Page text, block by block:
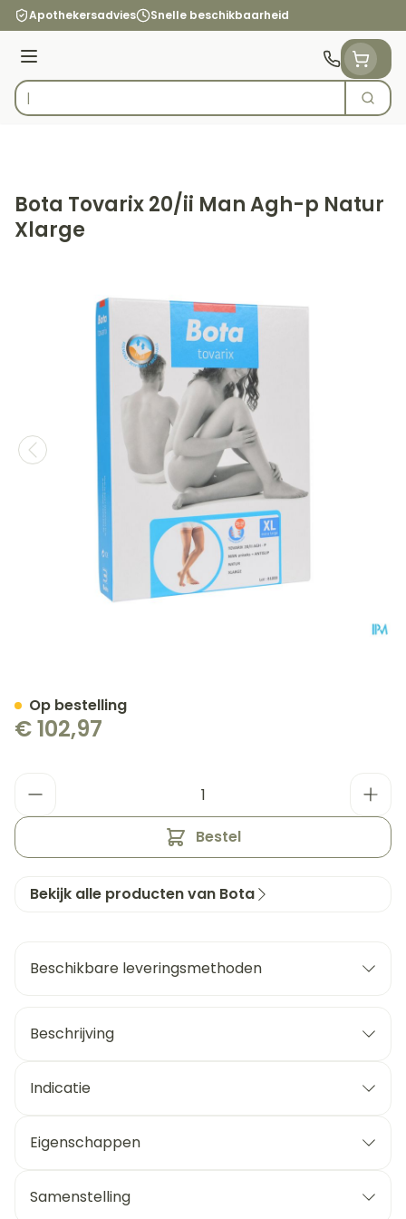
Ga naar de inhoud
Apothekersadvies Snelle beschikbaarheid
Menu
Product, merk, categorie...
Zoek
Bota Tovarix 20/ii Man Agh-p Natur
Xlarge
€ 102,97
Bestel
Op bestelling
Bekijk alle producten van Bota
Beschikbare leveringsmethoden
Beschrijving
Indicatie
Eigenschappen
Samenstelling